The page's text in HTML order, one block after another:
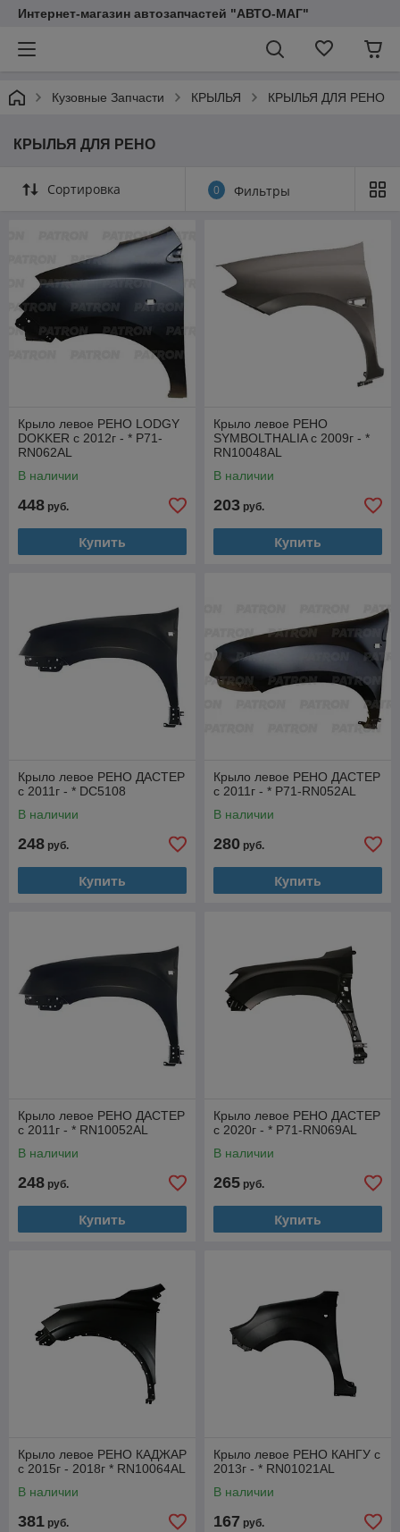
Интернет-магазин автозапчастей "АВТО-МАГ"
Кузовные Запчасти КРЫЛЬЯ КРЫЛЬЯ ДЛЯ РЕНО
КРЫЛЬЯ ДЛЯ РЕНО
Сортировка 0 Фильтры
Крыло левое РЕНО LODGY
DOKKER с 2012г - * P71-
RN062AL
В наличии
448 руб.
Купить
Крыло левое РЕНО
SYMBOLTHALIA с 2009г - *
RN10048AL
В наличии
203 руб.
Купить
Крыло левое РЕНО ДАСТЕР
с 2011г - * DC5108
В наличии
248 руб.
Купить
Крыло левое РЕНО ДАСТЕР
с 2011г - * P71-RN052AL
В наличии
280 руб.
Купить
Крыло левое РЕНО ДАСТЕР
с 2011г - * RN10052AL
В наличии
248 руб.
Купить
Крыло левое РЕНО ДАСТЕР
с 2020г - * P71-RN069AL
В наличии
265 руб.
Купить
Крыло левое РЕНО КАДЖАР
с 2015г - 2018г * RN10064AL
В наличии
381 руб.
Крыло левое РЕНО КАНГУ с
2013г - * RN01021AL
В наличии
167 руб.